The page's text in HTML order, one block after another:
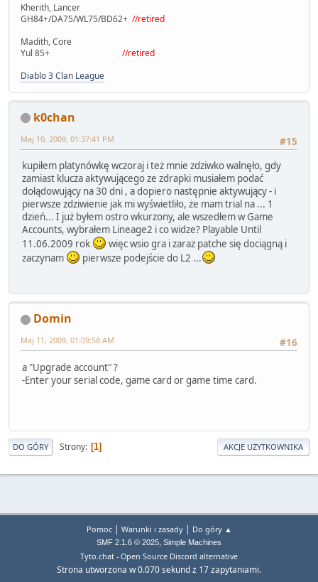
Kherith, Lancer
GH84+/DA75/WL75/BD62+ //retired
Madith, Core
Yul 85+ //retired
Diablo 3 Clan League
k0chan
#15
Maj 10, 2009, 01:37:41 PM
kupiłem platynówkę wczoraj i też mnie zdziwko walnęło, gdy
zamiast klucza aktywującego ze zdrapki musiałem podać
dołądowujący na 30 dni , a dopiero następnie aktywujący - i
pierwsze zdziwienie jak mi wyświetliło, że mam trial na ... 1
dzień... I już byłem ostro wkurzony, ale wszedłem w Game
Accounts, wybrałem Lineage2 i co widze? Playable Until
11.06.2009 rok
więc wsio gra i zaraz patche się dociągną i
zaczynam
pierwsze podejście do L2 ...
Domin
#16
Maj 11, 2009, 01:09:58 AM
a "Upgrade account" ?
-Enter your serial code, game card or game time card.
DO GÓRY Strony 1 AKCJE UŻYTKOWNIKA
Pomoc| Warunki i zasady| Do góry ▲
SMF 2.1.6 © 2025, Simple Machines
Tyto.chat - Open Source Discord alternative
Strona utworzona w 0.070 sekund z 17 zapytaniami.